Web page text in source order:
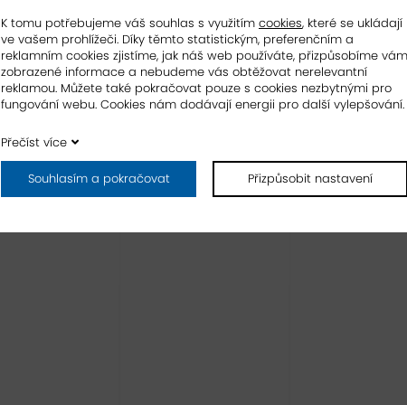
K tomu potřebujeme váš souhlas s využitím cookies, které se ukládají
ve vašem prohlížeči. Díky těmto statistickým, preferenčním a
reklamním cookies zjistíme, jak náš web používáte, přizpůsobíme vám
zobrazené informace a nebudeme vás obtěžovat nerelevantní
reklamou. Můžete také pokračovat pouze s cookies nezbytnými pro
fungování webu. Cookies nám dodávají energii pro další vylepšování.
Přečíst více
Souhlasím a pokračovat Přizpůsobit nastavení